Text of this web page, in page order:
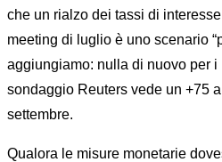
che un rialzo dei tassi di
meeting di luglio è uno scenario
aggiungiamo: nulla di nuovo per i
sondaggio Reuters vede un +75
settembre.
Qualora le misure monetarie